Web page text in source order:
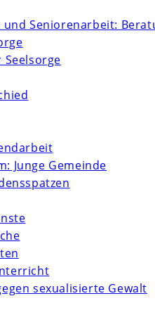
und Seniorenarbeit:
Junge Gemeinde
sexualisierte Gewalt